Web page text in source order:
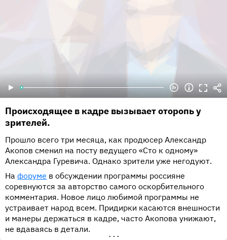
Происходящее в кадре вызывает оторопь у
зрителей.
Прошло всего три месяца, как продюсер Александр
Акопов сменил на посту ведущего «Сто к одному»
Александра Гуревича. Однако зрители уже негодуют.
На форуме в обсуждении программы россияне
соревнуются за авторство самого оскорбительного
комментария. Новое лицо любимой программы не
устраивает народ всем. Придирки касаются внешности
и манеры держаться в кадре, часто Акопова унижают,
не вдаваясь в детали.
•••